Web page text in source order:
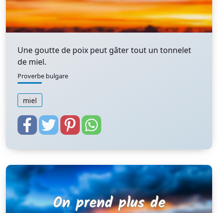
Une goutte de poix peut gâter tout un tonnelet
de miel.
Proverbe bulgare
miel